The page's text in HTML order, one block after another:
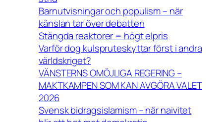
Barnutvisningar och populism – när
känslan tar över debatten
Stängda reaktorer = högt elpris
Varför dog kulspruteskyttar först i andra
världskriget?
VÄNSTERNS OMÖJLIGA REGERING –
MAKTKAMPEN SOM KAN AVGÖRA VALET
2026
Svensk bidragsislamism – när naivitet